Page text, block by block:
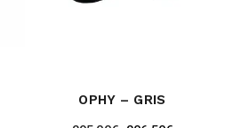
OPHY – GRIS